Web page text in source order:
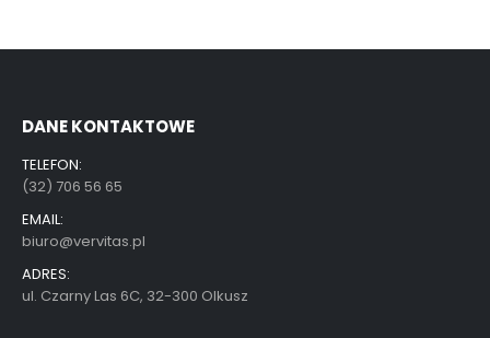
DANE KONTAKTOWE
TELEFON:
(32) 706 56 65
EMAIL:
biuro@vervitas.pl
ADRES:
ul. Czarny Las 6C, 32-300 Olkusz